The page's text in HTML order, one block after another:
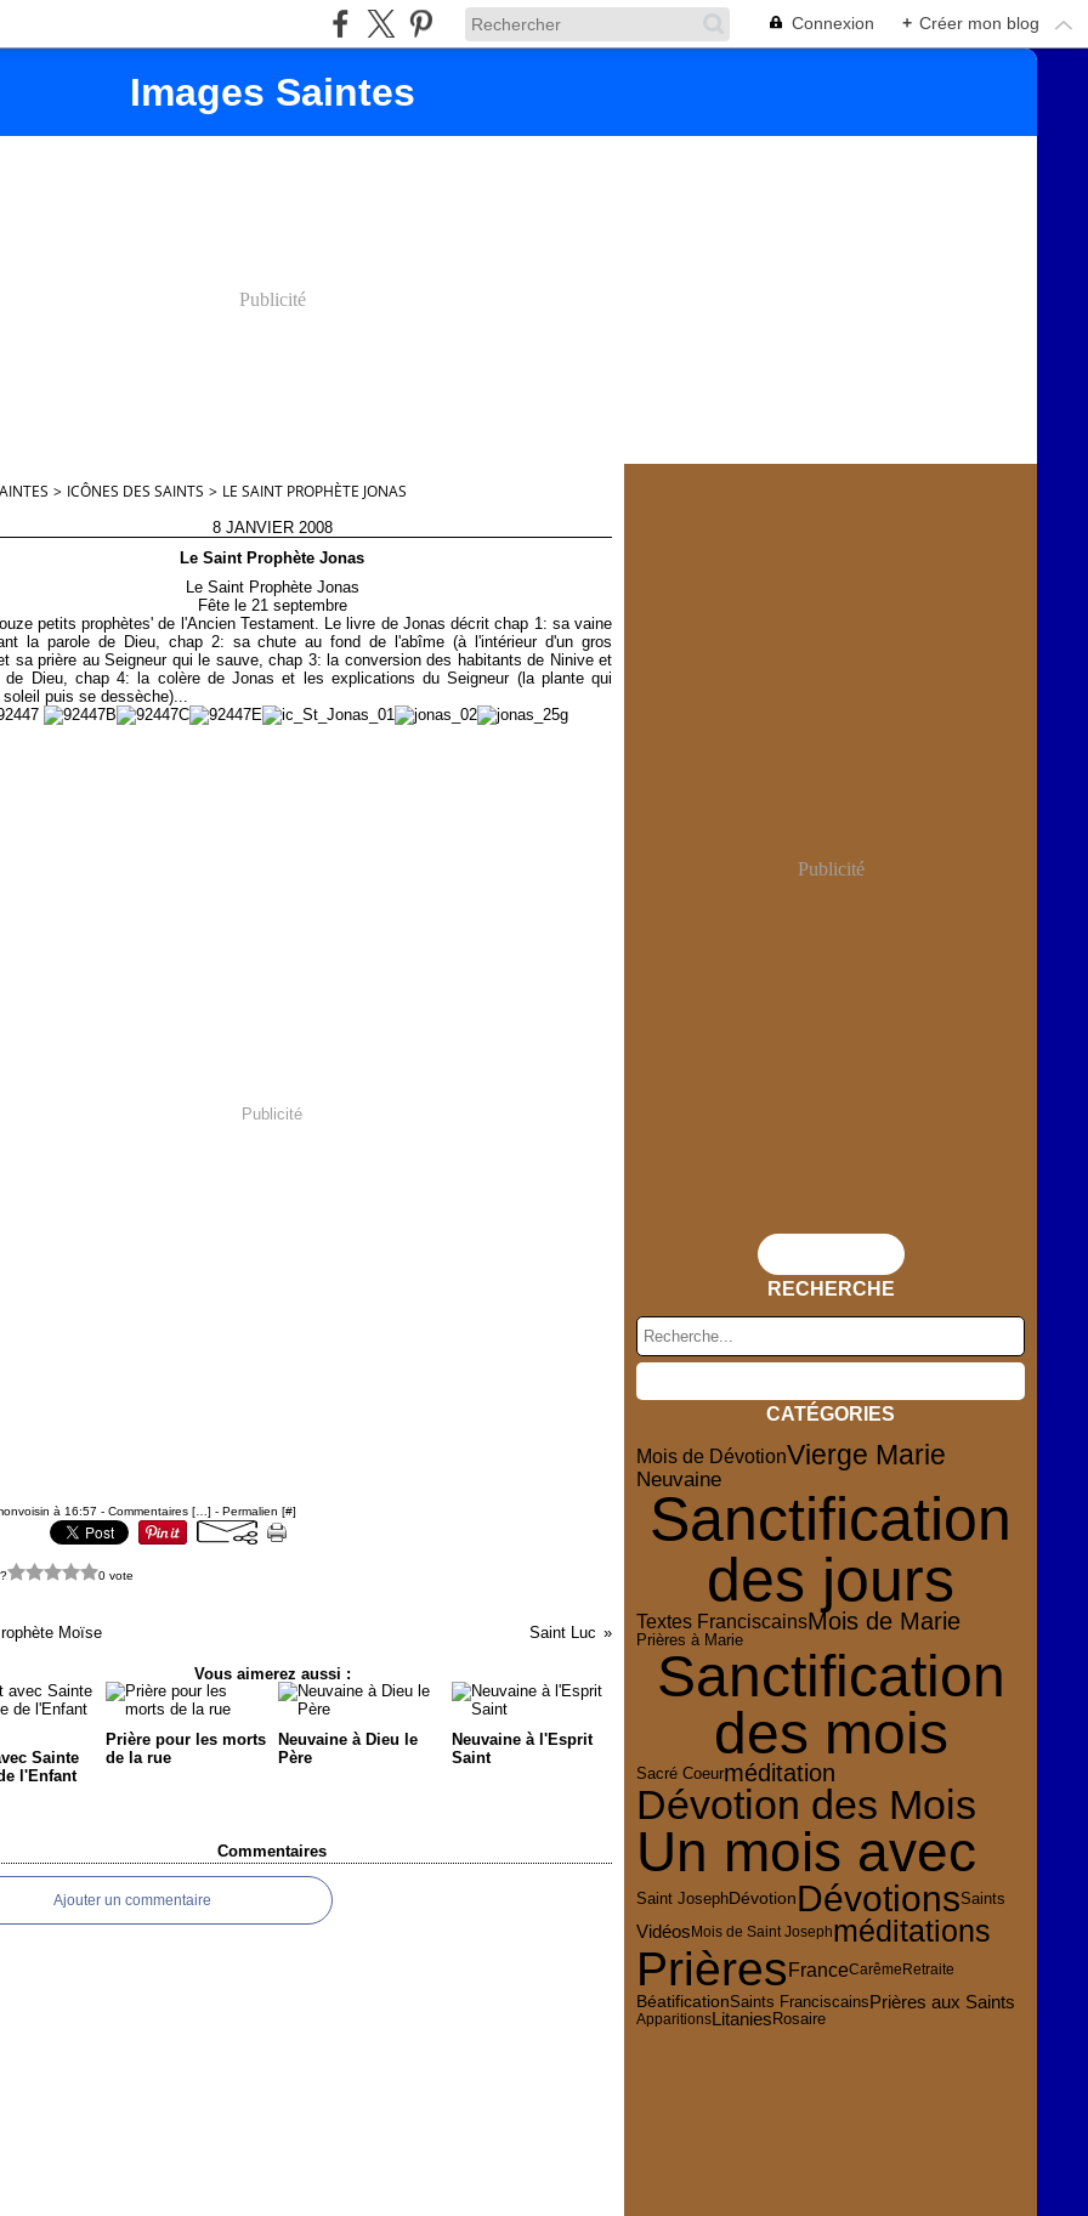
Connexion + Créer mon blog
Images Saintes
Publicité
> ICÔNES DES SAINTS > LE SAINT PROPHÈTE JONAS
8 JANVIER 2008
Le Saint Prophète Jonas
Le Saint Prophète Jonas
Fête le 21 septembre
petits prophètes' de l'Ancien Testament. Le livre de Jonas décrit chap 1: sa vaine
la parole de Dieu, chap 2: sa chute au fond de l'abîme (à l'intérieur d'un gros
sa prière au Seigneur qui le sauve, chap 3: la conversion des habitants de Ninive et
de Dieu, chap 4: la colère de Jonas et les explications du Seigneur (la plante qui
soleil puis se dessèche)...
Publicité
à 16:57 - Commentaires [ ] - Permalien [#]
0 vote
Moïse Saint Luc
Vous aimerez aussi :
Sainte
l'Enfant
Prière pour les morts
de la rue
Neuvaine à Dieu le
Père
Neuvaine à l'Esprit
Saint
Commentaires
Ajouter un commentaire
Publicité
RECHERCHE
CATÉGORIES
Mois de DévotionVierge Marie
Neuvaine
Sanctification
des jours
Textes FranciscainsMois de Marie
Prières à Marie
Sanctification
des mois
Sacré Coeurméditation
Dévotion des Mois
Un mois avec
Saint JosephDévotionDévotionsSaints
VidéosMois de Saint Josephméditations
PrièresFranceCarême Retraite
BéatificationSaints FranciscainsPrières aux Saints
Apparitions Litanies Rosaire